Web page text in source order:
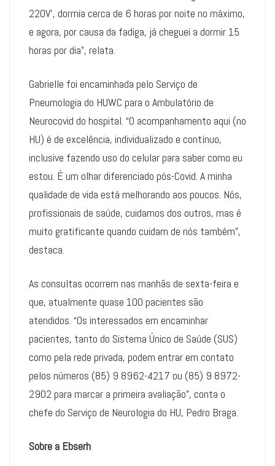
220V’, dormia cerca de 6 horas por noite no máximo,
e agora, por causa da fadiga, já cheguei a dormir 15
horas por dia”, relata.
Gabrielle foi encaminhada pelo Serviço de
Pneumologia do HUWC para o Ambulatório de
Neurocovid do hospital. “O acompanhamento aqui (no
HU) é de excelência, individualizado e contínuo,
inclusive fazendo uso do celular para saber como eu
estou. É um olhar diferenciado pós-Covid. A minha
qualidade de vida está melhorando aos poucos. Nós,
profissionais de saúde, cuidamos dos outros, mas é
muito gratificante quando cuidam de nós também”,
destaca.
As consultas ocorrem nas manhãs de sexta-feira e
que, atualmente quase 100 pacientes são
atendidos. “Os interessados em encaminhar
pacientes, tanto do Sistema Único de Saúde (SUS)
como pela rede privada, podem entrar em contato
pelos números (85) 9 8962-4217 ou (85) 9 8972-
2902 para marcar a primeira avaliação”, conta o
chefe do Serviço de Neurologia do HU, Pedro Braga.
Sobre a Ebserh